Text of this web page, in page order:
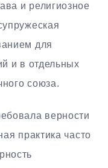
и религиозное
для
и в отдельных
союза.
верности
практика часто